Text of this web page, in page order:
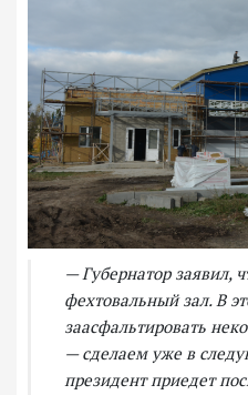
— Губернатор заявил,
фехтовальный зал. В
заасфальтировать
— сделаем уже в
президент приедет